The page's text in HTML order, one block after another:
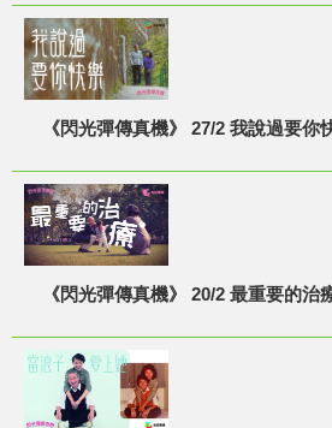
《閃光彈傳真機》 27/2 我說過要你
《閃光彈傳真機》 20/2 最重要的治